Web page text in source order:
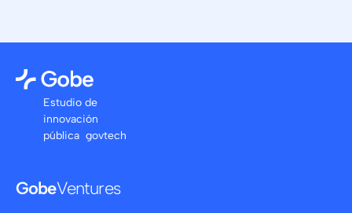
Estudio de
innovación
pública govtech
GobeVentures